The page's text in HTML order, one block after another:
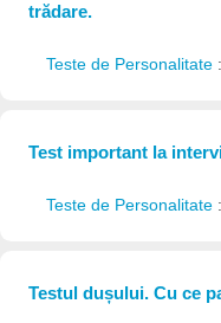
trădare.
Teste de Personalitate
Test important la
Teste de Personalitate
Testul dușului. Cu ce